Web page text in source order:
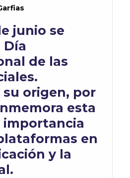
junio se
Día
de las
su origen, por
esta
importancia
en
y la